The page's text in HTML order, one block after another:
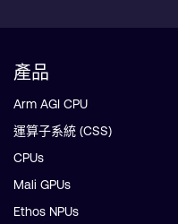
產品
Arm AGI CPU
運算子系統 (CSS)
CPUs
Mali GPUs
Ethos NPUs